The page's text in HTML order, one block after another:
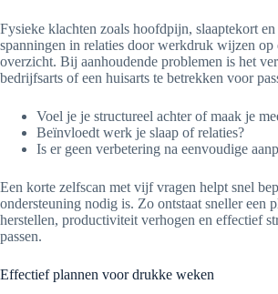
Fysieke klachten zoals hoofdpijn, slaaptekort en
spanningen in relaties door werkdruk wijzen op
overzicht. Bij aanhoudende problemen is het
bedrijfsarts of een huisarts te betrekken voor
Voel je je structureel achter of maak je
Beïnvloedt werk je slaap of relaties?
Is er geen verbetering na eenvoudige
Een korte zelfscan met vijf vragen helpt snel
ondersteuning nodig is. Zo ontstaat sneller een
herstellen, productiviteit verhogen en effectief
passen.
Effectief plannen voor drukke weken